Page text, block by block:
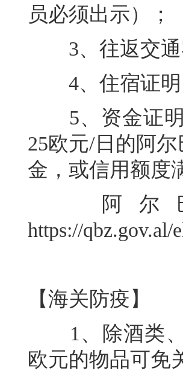
员必须出示）；
3、往返交通
4、住宿证明
5、资金证明
25欧元/日的阿
金，或信用额度
阿尔巴
https://qbz.gov.al/
【海关防疫】
1、除酒类、
欧元的物品可免